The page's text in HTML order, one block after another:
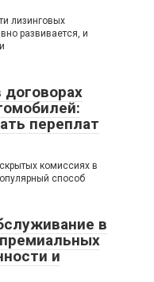
лизинговых
развивается, и
переплат
комиссиях в
способ
в
и